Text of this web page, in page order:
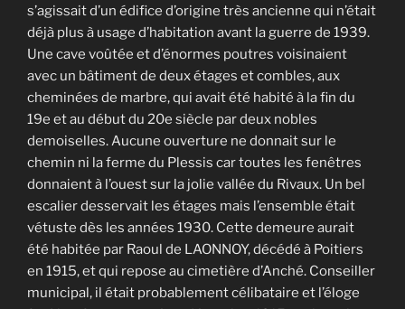
s’agissait d’un édifice d’origine très ancienne qui n’était
déjà plus à usage d’habitation avant la guerre de 1939.
Une cave voûtée et d’énormes poutres voisinaient
avec un bâtiment de deux étages et combles, aux
cheminées de marbre, qui avait été habité à la fin du
19e et au début du 20e siècle par deux nobles
demoiselles. Aucune ouverture ne donnait sur le
chemin ni la ferme du Plessis car toutes les fenêtres
donnaient à l’ouest sur la jolie vallée du Rivaux. Un bel
escalier desservait les étages mais l’ensemble était
vétuste dès les années 1930. Cette demeure aurait
été habitée par Raoul de LAONNOY, décédé à Poitiers
en 1915, et qui repose au cimetière d’Anché. Conseiller
municipal, il était probablement célibataire et l’éloge